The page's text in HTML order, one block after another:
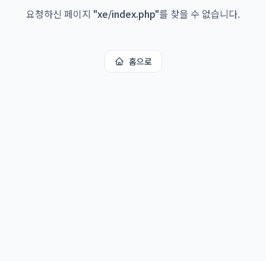
요청하신 페이지 "xe/index.php"를 찾을 수 없습니다.
홈으로